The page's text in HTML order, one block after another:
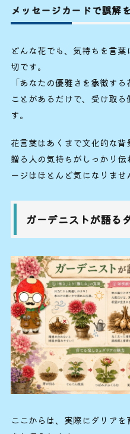
メッセージカードで誤解
どんな花でも、気持ちを言
切です。
「あなたの優雅さを象徴す
ことがあるだけで、受け取
す。
花言葉はあくまで文化的な背
贈る人の気持ちがしっかり
ージはほとんど気になりませ
ガーデニストが語る
ここからは、実際にダリア